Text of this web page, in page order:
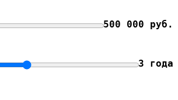
500 000 руб.
3 года